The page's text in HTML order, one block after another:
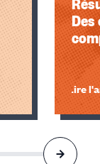
Des
Lire